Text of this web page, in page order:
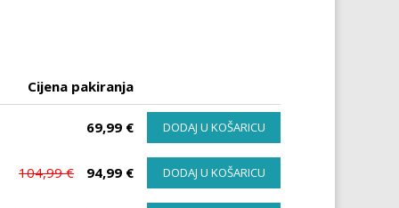
Cijena pakiranja
69,99 € DODAJ U KOŠARICU
104,99 € 94,99 € DODAJ U KOŠARICU